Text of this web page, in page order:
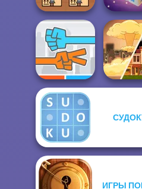
Black Friday
Stacker
Mystic
Roshambo
ИГРЫ